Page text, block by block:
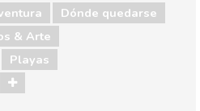
Dónde quedarse
& Arte
Playas